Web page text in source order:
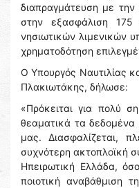
διαπραγμάτευση με
στην εξασφάλιση
νησιωτικών λιμενικών
χρηματοδότηση
Ο Υπουργός Ναυτιλίας
Πλακιωτάκης, δήλωσε:
«Πρόκειται για πολύ
θεαματικά τα δεδομένα
μας. Διασφαλίζεται,
συχνότερη ακτοπλοϊκή
Ηπειρωτική Ελλάδα,
ποιοτική αναβάθμιση